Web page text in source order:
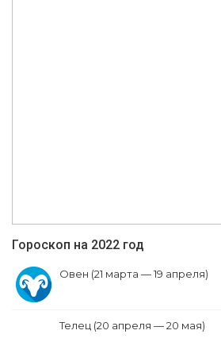
Гороскоп на 2022 год
Овен (21 марта — 19 апреля)
Телец (20 апреля — 20 мая)